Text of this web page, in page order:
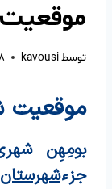
توسطkavousi ۲۸
موقعیت
بومِهِن
جزء